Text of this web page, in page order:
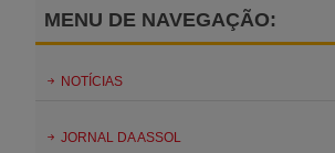
MENU DE NAVEGAÇÃO:
NOTÍCIAS
JORNAL DA ASSOL